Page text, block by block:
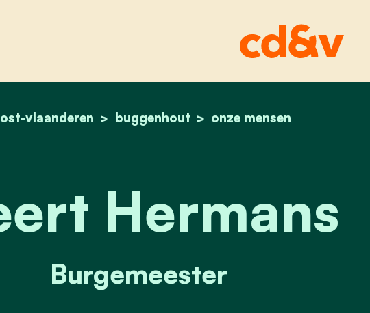
home
vlaanderen buggenhout onze mensen
geert hermans
Hermans
Burgemeester